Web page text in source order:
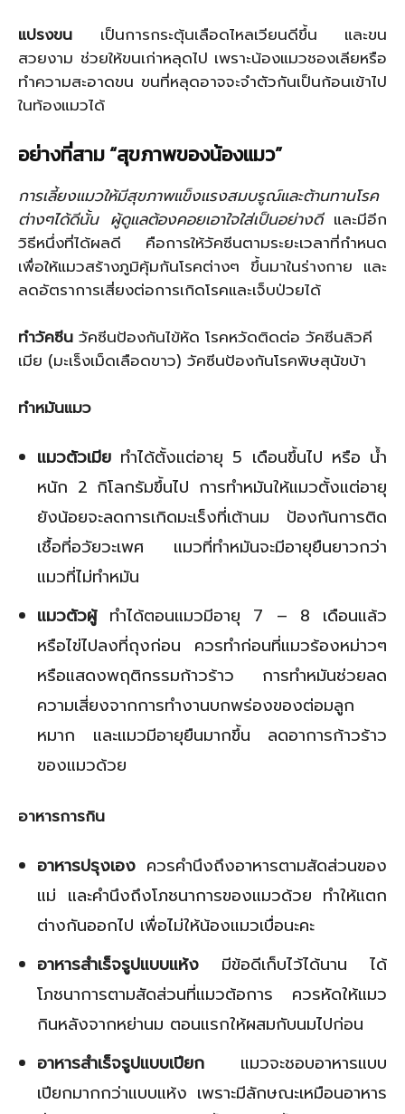
แปรงขน เป็นการกระตุ้นเลือดไหลเวียนดีขึ้น และขน
สวยงาม ช่วยให้ขนเก่าหลุดไป เพราะน้องแมวชองเลียหรือ
ทำความสะอาดขน ขนที่หลุดอาจจะจำตัวกันเป็นก้อนเข้าไป
ในท้องแมวได้
อย่างที่สาม “สุขภาพของน้องแมว”
การเลี้ยงแมวให้มีสุขภาพแข็งแรงสมบรูณ์และต้านทานโรค
ต่างๆได้ดีนั้น ผู้ดูแลต้องคอยเอาใจใส่เป็นอย่างดีและมีอีก
วิธีหนึ่งที่ได้ผลดี คือการให้วัคซีนตามระยะเวลาที่กำหนด
เพื่อให้แมวสร้างภูมิคุ้มกันโรคต่างๆ ขึ้นมาในร่างกาย และ
ลดอัตราการเสี่ยงต่อการเกิดโรคและเจ็บป่วยได้
ทำวัคซีน วัคซีนป้องกันไข้หัด โรคหวัดติดต่อ วัคซีนลิวคี
เมีย (มะเร็งเม็ดเลือดขาว) วัคซีนป้องกันโรคพิษสุนัขบ้า
ทำหมันแมว
แมวตัวเมีย ทำได้ตั้งแต่อายุ 5 เดือนขึ้นไป หรือ น้ำ
หนัก 2 กิโลกรัมขึ้นไป การทำหมันให้แมวตั้งแต่อายุ
ยังน้อยจะลดการเกิดมะเร็งที่เต้านม ป้องกันการติด
เชื้อที่อวัยวะเพศ แมวที่ทำหมันจะมีอายุยืนยาวกว่า
แมวที่ไม่ทำหมัน
แมวตัวผู้ทำได้ตอนแมวมีอายุ 7 – 8 เดือนแล้ว
หรือไข่ไปลงที่ถุงก่อน ควรทำก่อนที่แมวร้องหม่าวๆ
หรือแสดงพฤติกรรมก้าวร้าว การทำหมันช่วยลด
ความเสี่ยงจากการทำงานบกพร่องของต่อมลูก
หมาก และแมวมีอายุยืนมากขึ้น ลดอาการก้าวร้าว
ของแมวด้วย
อาหารการกิน
อาหารปรุงเอง ควรคำนึงถึงอาหารตามสัดส่วนของ
แม่ และคำนึงถึงโภชนาการของแมวด้วย ทำให้แตก
ต่างกันออกไป เพื่อไม่ให้น้องแมวเบื่อนะคะ
อาหารสำเร็จรูปแบบแห้ง มีข้อดีเก็บไว้ได้นาน ได้
โภชนาการตามสัดส่วนที่แมวต้อการ ควรหัดให้แมว
กินหลังจากหย่านม ตอนแรกให้ผสมกับนมไปก่อน
อาหารสำเร็จรูปแบบเปียก แมวจะชอบอาหารแบบ
เปียกมากกว่าแบบแห้ง เพราะมีลักษณะเหมือนอาหาร